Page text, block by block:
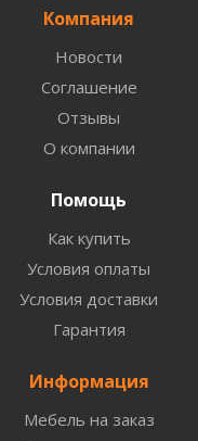
Компания
Новости
Соглашение
Отзывы
О компании
Помощь
Как купить
Условия оплаты
Условия доставки
Гарантия
Информация
Мебель на заказ